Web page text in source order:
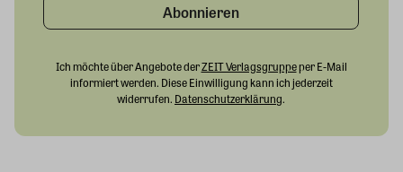
Abonnieren
Ich möchte über Angebote derZEIT Verlagsgruppeper E-Mail
informiert werden. Diese Einwilligung kann ich jederzeit
widerrufen. Datenschutzerklärung.